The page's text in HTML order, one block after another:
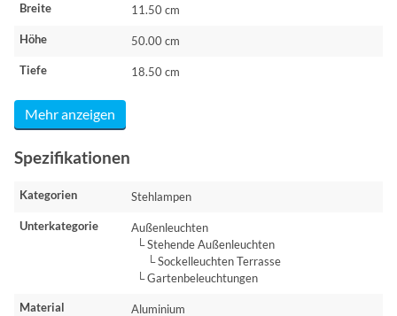
Breite 11.50 cm
Höhe 50.00 cm
Tiefe 18.50 cm
Mehr anzeigen
Spezifikationen
Kategorien Stehlampen
Unterkategorie
Außenleuchten
└ Stehende Außenleuchten
└ Sockelleuchten Terrasse
└ Gartenbeleuchtungen
Material Aluminium